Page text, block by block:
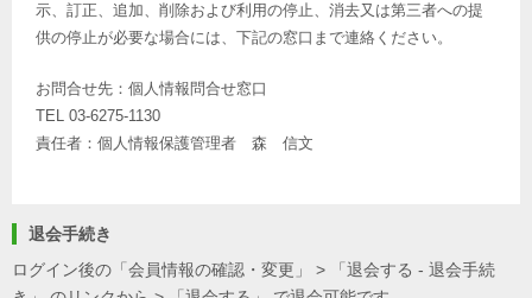
示、訂正、追加、削除および利用の停止、消去又は第三者への提
供の停止が必要な場合には、下記の窓口まで連絡ください。
お問合せ先：個人情報問合せ窓口
TEL 03-6275-1130
責任者：個人情報保護管理者 森 信文
退会手続き
ログイン後の「会員情報の確認・変更」 > 「退会する - 退会手続